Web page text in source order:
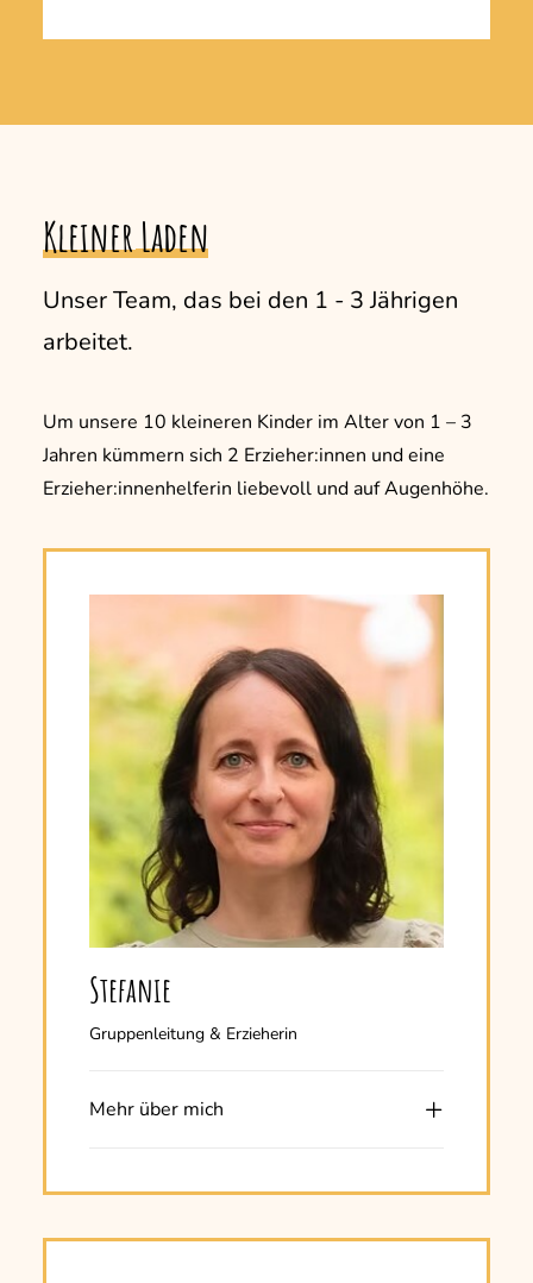
KleinerLaden
Unser Team, das bei den 1 - 3 Jährigen
arbeitet.
Um unsere 10 kleineren Kinder im Alter von 1 – 3
Jahren kümmern sich 2 Erzieher:innen und eine
Erzieher:innenhelferin liebevoll und auf Augenhöhe.
Stefanie
Gruppenleitung & Erzieherin
Mehr über mich